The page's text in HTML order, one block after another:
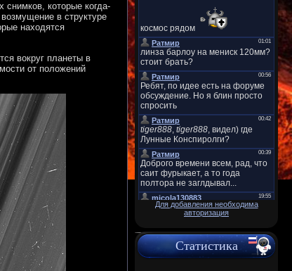
которые когда-
в структуре
находятся
вокруг планеты в
от положений
Для добавления необходима
авторизация
Статистика